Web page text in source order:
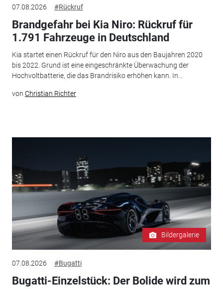
07.08.2026 #Rückruf
Brandgefahr bei Kia Niro: Rückruf für
1.791 Fahrzeuge in Deutschland
Kia startet einen Rückruf für den Niro aus den Baujahren 2020
bis 2022. Grund ist eine eingeschränkte Überwachung der
Hochvoltbatterie, die das Brandrisiko erhöhen kann. In...
von Christian Richter
Bildergalerie
07.08.2026 #Bugatti
Bugatti-Einzelstück: Der Bolide wird zum